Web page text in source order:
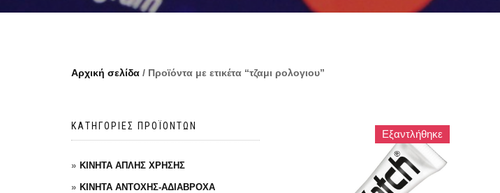
Αρχική σελίδα / Προϊόντα με ετικέτα “τζαμι ρολογιου”
Εξαντλήθηκε
ΚΑΤΗΓΟΡΙΕΣ ΠΡΟΪΟΝΤΩΝ
ΚΙΝΗΤΑ ΑΠΛΗΣ ΧΡΗΣΗΣ
ΚΙΝΗΤΑ ΑΝΤΟΧΗΣ-ΑΔΙΑΒΡΟΧΑ